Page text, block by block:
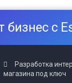
бизнес с
Разработка
магазина под ключ